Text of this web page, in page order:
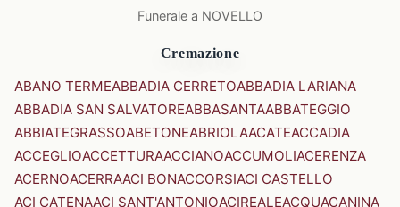
Funerale a NOVELLO
Cremazione
ABANO TERMEABBADIA CERRETOABBADIA LARIANA
ABBADIA SAN SALVATOREABBASANTAABBATEGGIO
ABBIATEGRASSOABETONEABRIOLAACATEACCADIA
ACCEGLIOACCETTURAACCIANOACCUMOLIACERENZA
ACERNOACERRAACI BONACCORSIACI CASTELLO
ACI CATENAACI SANT'ANTONIOACIREALEACQUACANINA